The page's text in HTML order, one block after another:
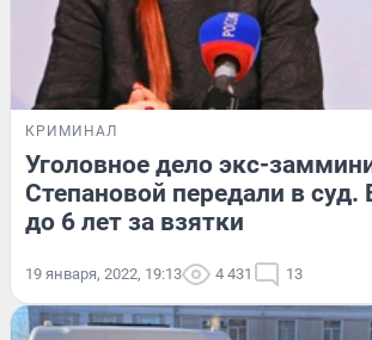
КРИМИНАЛ
Уголовное дело экс-
Степановой передали в суд.
до 6 лет за взятки
19 января, 2022, 19:13 4 431 13